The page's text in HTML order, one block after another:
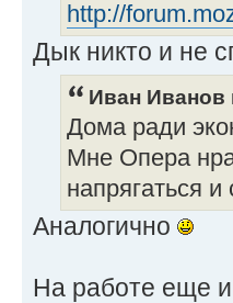
http://
Дык никто и не
Иван Иванов
Дома ради
Мне Опера
напрягаться
Аналогично
На работе еще и